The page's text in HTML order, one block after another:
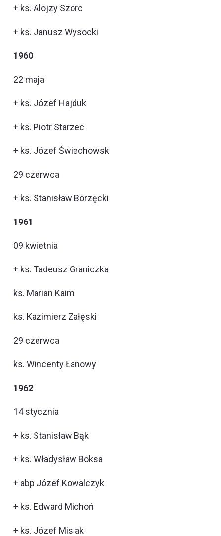
+ ks. Alojzy Szorc
+ ks. Janusz Wysocki
1960
22 maja
+ ks. Józef Hajduk
+ ks. Piotr Starzec
+ ks. Józef Świechowski
29 czerwca
+ ks. Stanisław Borzęcki
1961
09 kwietnia
+ ks. Tadeusz Graniczka
ks. Marian Kaim
ks. Kazimierz Załęski
29 czerwca
ks. Wincenty Łanowy
1962
14 stycznia
+ ks. Stanisław Bąk
+ ks. Władysław Boksa
+ abp Józef Kowalczyk
+ ks. Edward Michoń
+ ks. Józef Misiak